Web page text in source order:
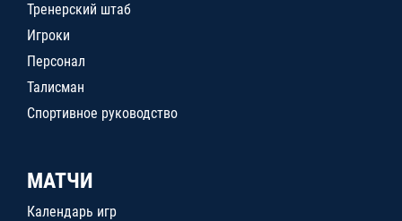
Тренерский штаб
Игроки
Персонал
Талисман
Спортивное руководство
МАТЧИ
Календарь игр